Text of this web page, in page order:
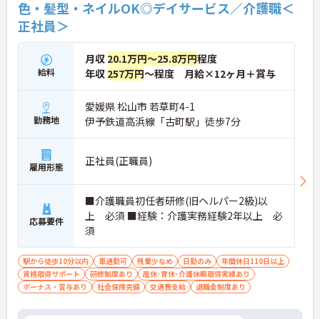
色・髪型・ネイルOK◎デイサービス／介護職＜
正社員＞
給料
月収 20.1万円～25.8万円程度
年収 257万円～程度 月給×12ヶ月＋賞与
勤務地
愛媛県 松山市 若草町4-1
伊予鉄道高浜線「古町駅」徒歩7分
雇用形態 正社員(正職員)
応募要件
■介護職員初任者研修(旧ヘルパー2級)以
上 必須 ■経験：介護実務経験2年以上 必
須
駅から徒歩10分以内 車通勤可 残業少なめ 日勤のみ
年間休日110日以上
資格取得サポート
研修制度あり
産休･育休･介護休暇取得実績あり
ボーナス・賞与あり
社会保険完備 交通費支給 退職金制度あり